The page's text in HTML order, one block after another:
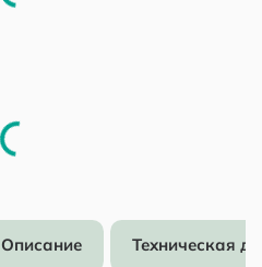
Описание Техническая